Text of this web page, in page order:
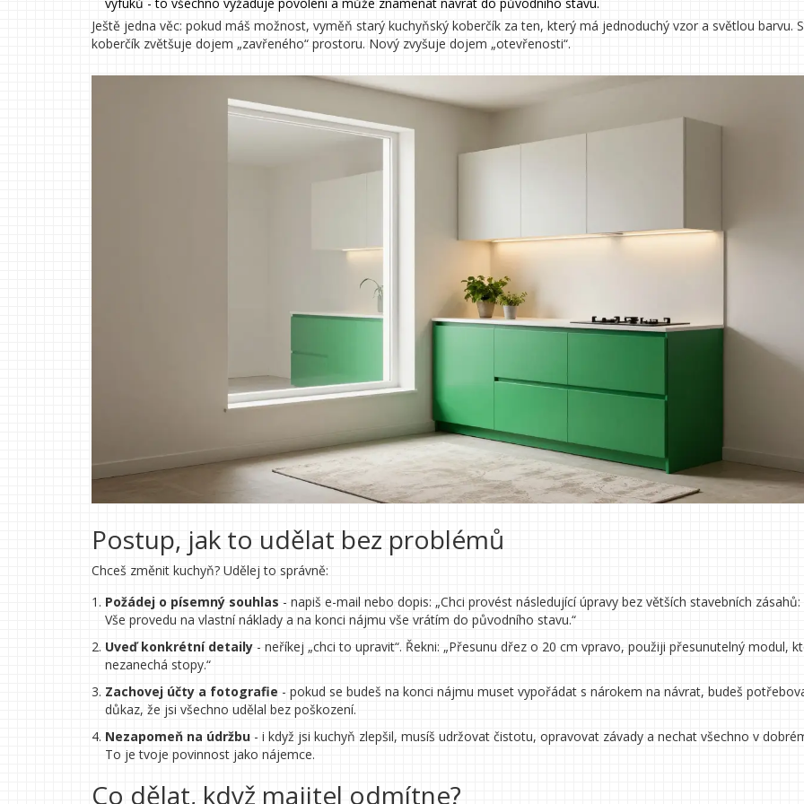
výfuků - to všechno vyžaduje povolení a může znamenat návrat do původního stavu.
Ještě jedna věc: pokud máš možnost, vyměň starý kuchyňský koberčík za ten, který má jednoduchý vzor a světlou barvu.
koberčík zvětšuje dojem „zavřeného“ prostoru. Nový zvyšuje dojem „otevřenosti“.
Postup, jak to udělat bez problémů
Chceš změnit kuchyň? Udělej to správně:
Požádej o písemný souhlas - napiš e-mail nebo dopis: „Chci provést následující úpravy bez větších stavebních
Vše provedu na vlastní náklady a na konci nájmu vše vrátím do původního stavu.“
Uveď konkrétní detaily - neříkej „chci to upravit“. Řekni: „Přesunu dřez o 20 cm vpravo, použiji přesunutelný modul,
nezanechá stopy.“
Zachovej účty a fotografie - pokud se budeš na konci nájmu muset vypořádat s nárokem na návrat, budeš
důkaz, že jsi všechno udělal bez poškození.
Nezapomeň na údržbu - i když jsi kuchyň zlepšil, musíš udržovat čistotu, opravovat závady a nechat všechno v
To je tvoje povinnost jako nájemce.
Co dělat, když majitel odmítne?